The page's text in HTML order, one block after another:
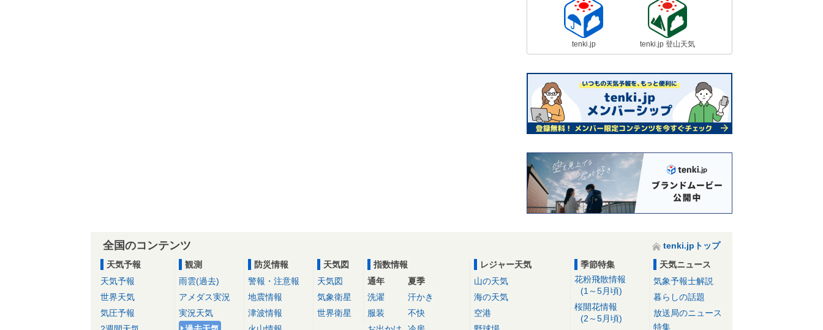
tenki.jp tenki.jp 登山天気
全国のコンテンツ
tenki.jpトップ
天気予報
天気予報
世界天気
気圧予報
観測
雨雲(過去)
アメダス実況
実況天気
防災情報
警報・注意報
地震情報
津波情報
天気図
天気図
気象衛星
世界衛星
指数情報
通年
洗濯
服装
夏季
汗かき
不快
レジャー天気
山の天気
海の天気
空港
季節特集
花粉飛散情報
(1～5月頃)
桜開花情報
(2～5月頃)
天気ニュース
気象予報士解説
暮らしの話題
放送局のニュース
特集